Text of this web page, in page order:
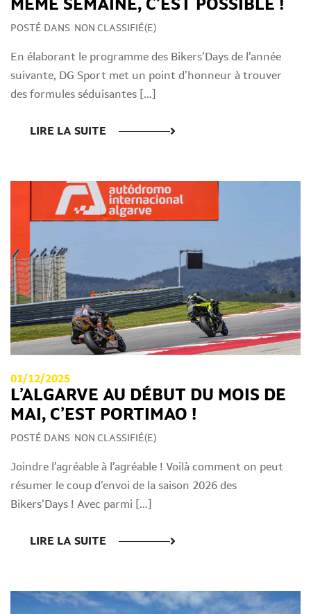
POSTÉ DANS NON CLASSIFIÉ(E)
En élaborant le programme des Bikers’Days de l’année
suivante, DG Sport met un point d’honneur à trouver
des formules séduisantes […]
LIRE LA SUITE
01/12/2025
L’ALGARVE AU DÉBUT DU MOIS DE
MAI, C’EST PORTIMAO !
POSTÉ DANS NON CLASSIFIÉ(E)
Joindre l’agréable à l’agréable ! Voilà comment on peut
résumer le coup d’envoi de la saison 2026 des
Bikers’Days ! Avec parmi […]
LIRE LA SUITE